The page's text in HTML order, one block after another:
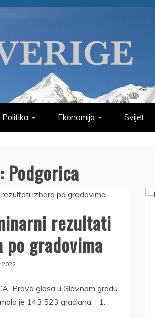
Politika Ekonomija Svijet
Podgorica
rezultati
po gradovima
Pravo glasa u Glavnom gradu
je 143.523 građana. 1.